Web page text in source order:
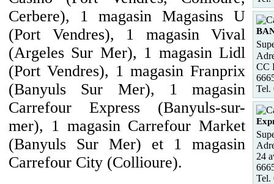
Cerbere), 1 magasin Magasins U
(Port Vendres), 1 magasin Vival
(Argeles Sur Mer), 1 magasin Lidl
(Port Vendres), 1 magasin Franprix
(Banyuls Sur Mer), 1 magasin
Carrefour Express (Banyuls-sur-
mer), 1 magasin Carrefour Market
(Banyuls Sur Mer) et 1 magasin
Carrefour City (Collioure).
CC
Tel.
24
Tel.